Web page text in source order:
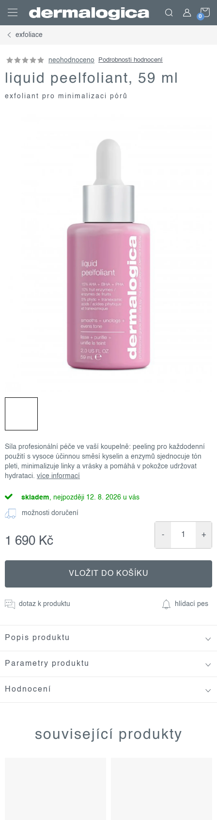
obsah
exfoliace
neohodnoceno Podrobnosti hodnocení
liquid peelfoliant, 59 ml
exfoliant pro minimalizaci pórů
Síla profesionální péče ve vaší koupelně: peeling pro každodenní
použití s vysoce účinnou směsí kyselin a enzymů sjednocuje tón
pleti, minimalizuje linky a vrásky a pomáhá v pokožce udržovat
hydrataci. více informací
skladem 12. 8. 2026
možnosti doručení
1 690 Kč
cena:
VLOŽIT DO KOŠÍKU
dotaz k produktu hlídací pes
Popis produktu
Parametry produktu
Hodnocení
související produkty